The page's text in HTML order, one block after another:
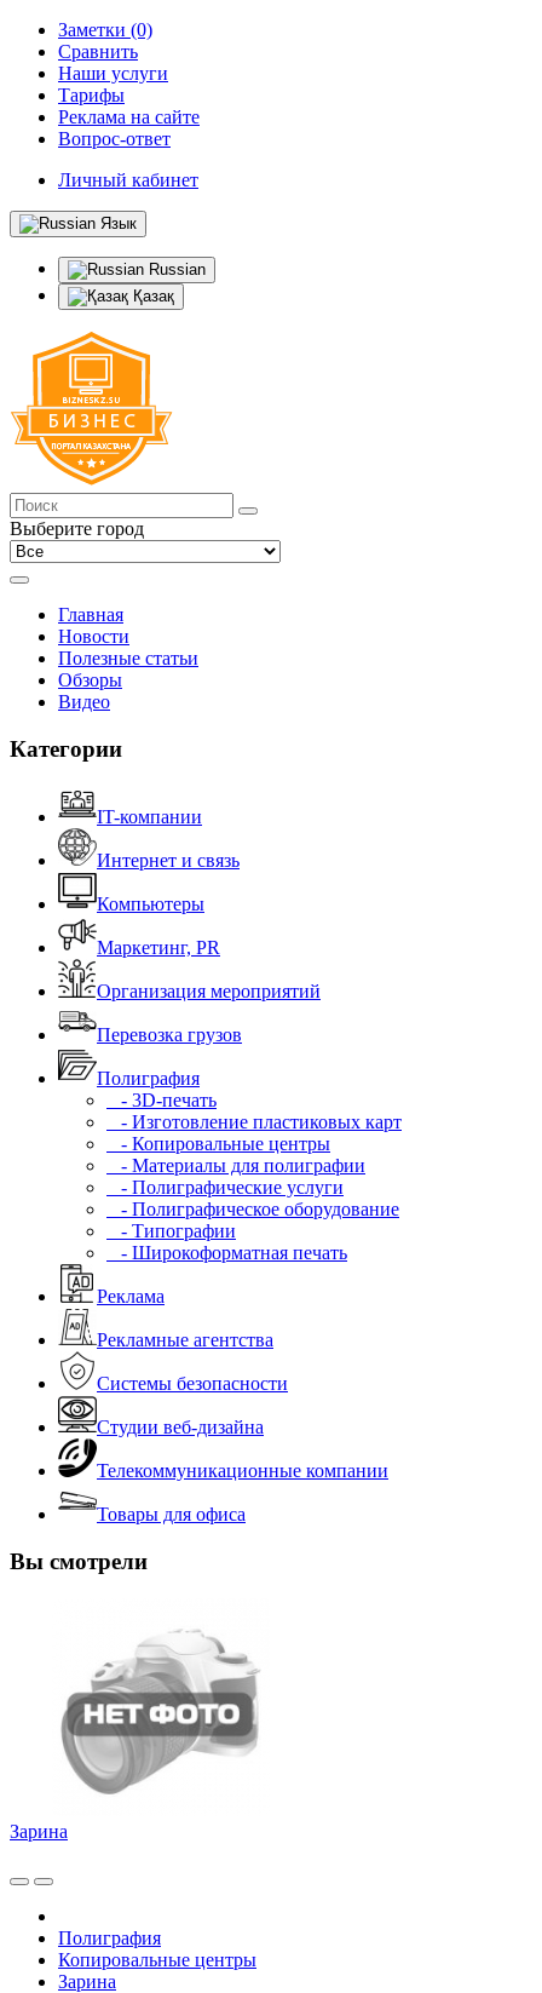
Заметки (0)
Сравнить
Наши услуги
Тарифы
Реклама на сайте
Вопрос-ответ
Личный кабинет
Язык
Russian
Қазақ
Выберите город
Главная
Новости
Полезные статьи
Обзоры
Видео
Категории
IT-компании
Интернет и связь
Компьютеры
Маркетинг, PR
Организация мероприятий
Перевозка грузов
Полиграфия
- 3D-печать
- Изготовление пластиковых карт
- Копировальные центры
- Материалы для полиграфии
- Полиграфические услуги
- Полиграфическое оборудование
- Типографии
- Широкоформатная печать
Реклама
Рекламные агентства
Системы безопасности
Студии веб-дизайна
Телекоммуникационные компании
Товары для офиса
Вы смотрели
Зарина
Полиграфия
Копировальные центры
Зарина